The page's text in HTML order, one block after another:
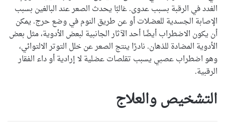
الغدد في الرقبة بسبب عدوى. غالبًا يحدث الصعر عند البالغين بسبب
الإصابة الجسدية للعضلات أو عن طريق النوم في وضع حرج. يمكن
أن يكون الاضطراب أيضًا أحد الآثار الجانبية لبعض الأدوية، مثل بعض
الأدوية المضادة للذهان. نادرًا ينتج الصعر عن خلل التوتر الالتوائي،
وهو اضطراب عصبي يسبب تقلصات عضلية لا إرادية أو داء الفقار
الرقبية.
التشخيص والعلاج